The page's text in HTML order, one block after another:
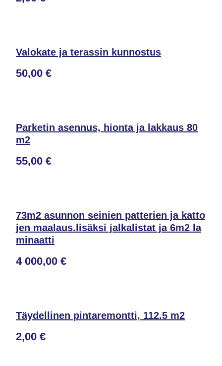
Valokate ja terassin kunnostus
50,00 €
Parketin asennus, hionta ja lakkaus 80
m2
55,00 €
73m2 asunnon seinien patterien ja katto
jen maalaus.lisäksi jalkalistat ja 6m2 la
minaatti
4 000,00 €
Täydellinen pintaremontti, 112.5 m2
2,00 €